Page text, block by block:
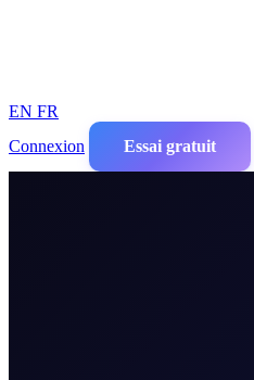
EN FR
Connexion
Essai gratuit